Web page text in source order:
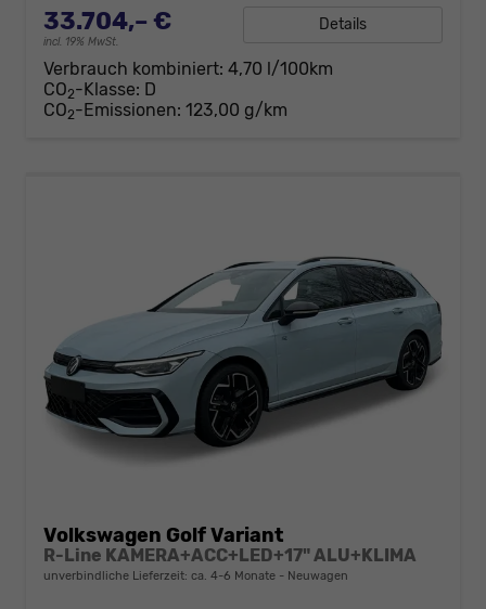
33.704,– €
incl. 19% MwSt.
Details
Verbrauch kombiniert: 4,70 l/100km
CO2-Klasse: D
CO2-Emissionen: 123,00 g/km
Volkswagen Golf Variant
R-Line KAMERA+ACC+LED+17" ALU+KLIMA
unverbindliche Lieferzeit: ca. 4-6 Monate Neuwagen